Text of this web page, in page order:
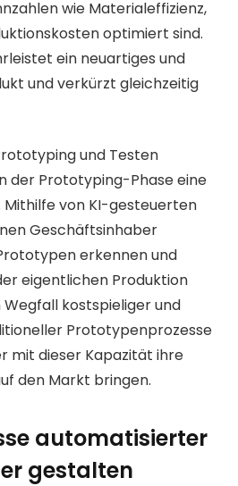
wie Materialeffizienz,
optimiert sind.
ein neuartiges und
und verkürzt gleichzeitig
und Testen
der Prototyping-Phase eine
Mithilfe von KI-gesteuerten
Geschäftsinhaber
erkennen und
eigentlichen Produktion
kostspieliger und
Prototypenprozesse
mit dieser Kapazität ihre
den Markt bringen.
automatisierter
gestalten